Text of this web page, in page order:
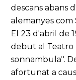
descans abans
alemanyes
El 23 d'abril de
debut al Teatro
sonnambula".
afortunat a